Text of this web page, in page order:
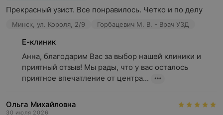
Прекрасный узист. Все понравилось. Четко и по делу
Минск, ул. Короля, 2/9 Горбацевич М. В. - Врач УЗД
Е-клиник
Анна, благодарим Вас за выбор нашей клиники и
приятный отзыв! Мы рады, что у вас осталось
приятное впечатление от центра...
Ольга Михайловна
30 июля 2026